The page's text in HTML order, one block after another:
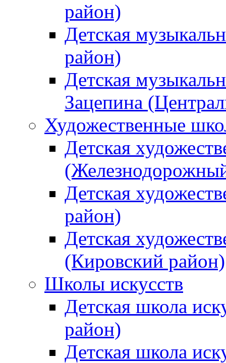
район)
Детская
район)
Детская
Зацепина
Художественные
Детская
Детская
район)
Детская
(Кировский район)
Школы искусств
Детская школа
район)
Детская школа